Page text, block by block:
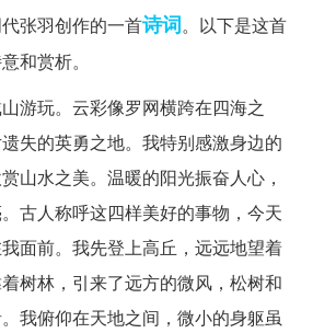
张羽创作的一首诗词。以下是这首
和赏析。
游玩。云彩像罗网横跨在四海之
失的英勇之地。我特别感激身边的
山水之美。温暖的阳光振奋人心，
古人称呼这四样美好的事物，今天
面前。我先登上高丘，远远地望着
树林，引来了远方的微风，松树和
我俯仰在天地之间，微小的身躯虽